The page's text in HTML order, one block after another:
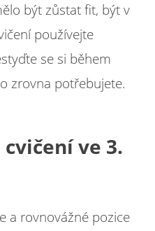
být zůstat fit, být v
používejte
se si během
zrovna potřebujete.
ve 3.
a rovnovážné pozice